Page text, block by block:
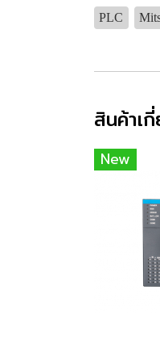
PLC
สินค้าเ
New